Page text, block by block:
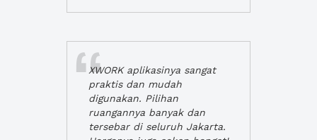
XWORK aplikasinya sangat
praktis dan mudah
digunakan. Pilihan
ruangannya banyak dan
tersebar di seluruh Jakarta.